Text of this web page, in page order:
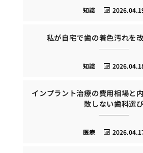
知識
私が自宅で歯の着色汚れを
知識
インプラント治療の費用相場と
敗しない歯科選び
医療